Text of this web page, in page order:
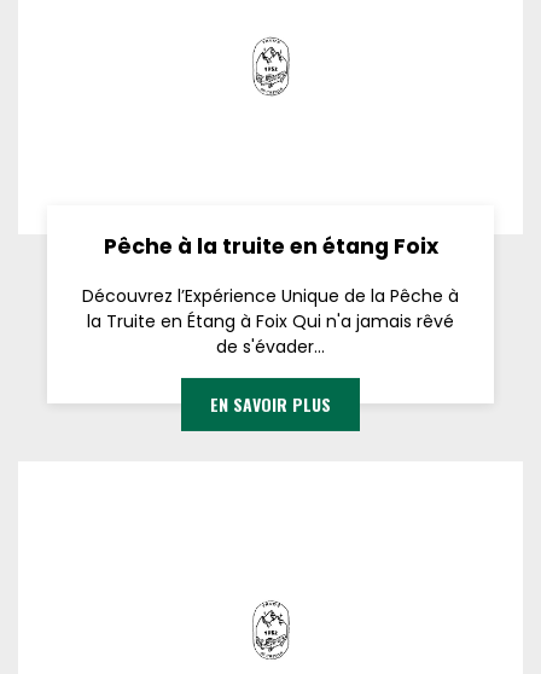
Pêche à la truite en étang Foix
Découvrez l’Expérience Unique de la Pêche à
la Truite en Étang à Foix Qui n'a jamais rêvé
de s'évader...
EN SAVOIR PLUS